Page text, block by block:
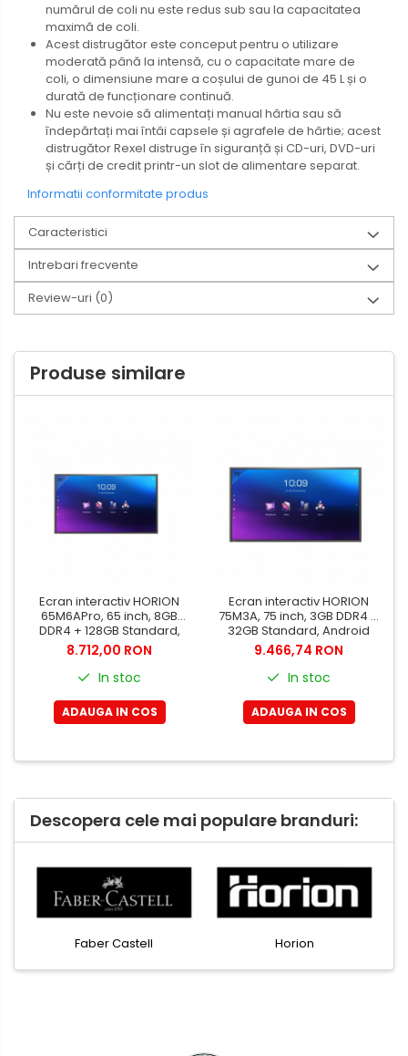
numărul de coli nu este redus sub sau la capacitatea
maximă de coli.
Acest distrugător este conceput pentru o utilizare
moderată până la intensă, cu o capacitate mare de
coli, o dimensiune mare a coșului de gunoi de 45 L și o
durată de funcționare continuă.
Nu este nevoie să alimentați manual hârtia sau să
îndepărtați mai întâi capsele și agrafele de hârtie; acest
distrugător Rexel distruge în siguranță și CD-uri, DVD-uri
și cărți de credit printr-un slot de alimentare separat.
Informatii conformitate produs
Caracteristici
Intrebari frecvente
Review-uri (0)
Produse similare
Ecran interactiv HORION
65M6APro, 65 inch, 8GB
DDR4 + 128GB Standard,
Android 13, A31D2, octa
core A
8.712,00 RON
In stoc
ADAUGA IN COS
Ecran interactiv HORION
75M3A, 75 inch, 3GB DDR4 +
32GB Standard, Android
8.0, MSD6A848, ARM
A73+A53
9.466,74 RON
In stoc
ADAUGA IN COS
Descopera cele mai populare branduri:
Faber Castell Horion